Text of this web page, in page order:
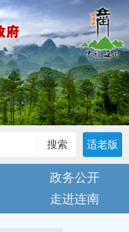
搜索 适老版
政务公开
走进连南